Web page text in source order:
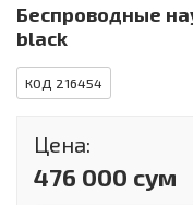
Беспроводные
black
КОД 216454
Цена:
476 000 сум